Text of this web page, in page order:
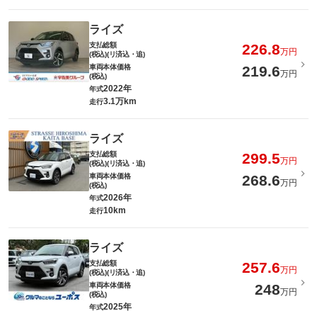
ライズ
支払総額
(税込)(リ済込・追)
226.8万円
車両本体価格
(税込)
219.6万円
年式2022年
走行3.1万km
ライズ
支払総額
(税込)(リ済込・追)
299.5万円
車両本体価格
(税込)
268.6万円
年式2026年
走行10km
ライズ
支払総額
(税込)(リ済込・追)
257.6万円
車両本体価格
(税込)
248万円
年式2025年